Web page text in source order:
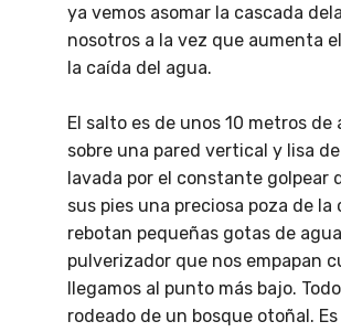
ya vemos asomar la cascada
nosotros a la vez que aumenta
la caída del agua.
El salto es de unos 10 metros de
sobre una pared vertical y lisa
lavada por el constante golpear
sus pies una preciosa poza de la
rebotan pequeñas gotas de
pulverizador que nos empapan
llegamos al punto más bajo.
rodeado de un bosque otoñal. Es